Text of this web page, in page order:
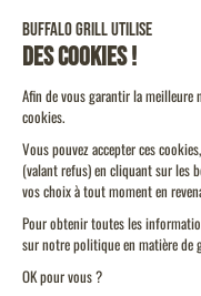
Valider
CGU
CGV Vente à emporter
CGU Programme de Fidélité
Politique Cookies